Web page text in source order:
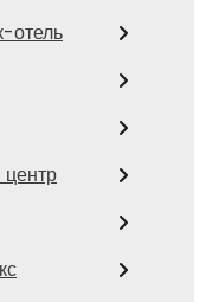
отель